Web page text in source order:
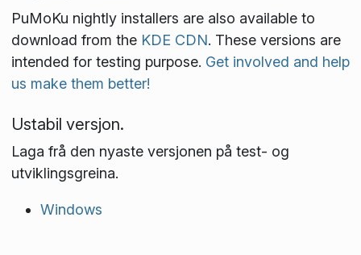
PuMoKu nightly installers are also available to
download from the KDE CDN. These versions are
intended for testing purpose. Get involved and help
us make them better!
Ustabil versjon.
Laga frå den nyaste versjonen på test- og
utviklings­greina.
Windows